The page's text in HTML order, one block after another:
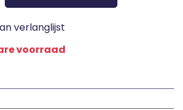
verlanglijst
voorraad